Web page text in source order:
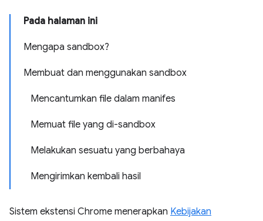
Pada halaman ini
Mengapa sandbox?
Membuat dan menggunakan sandbox
Mencantumkan file dalam manifes
Memuat file yang di-sandbox
Melakukan sesuatu yang berbahaya
Mengirimkan kembali hasil
Sistem ekstensi Chrome menerapkan Kebijakan